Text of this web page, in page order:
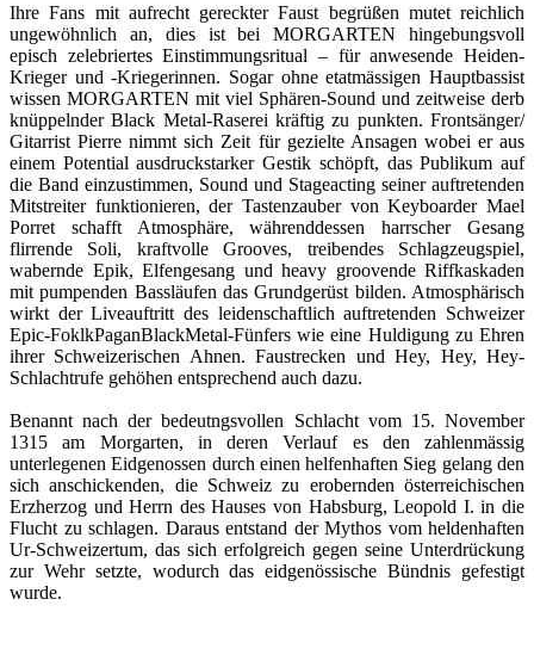
Ihre Fans mit aufrecht gereckter Faust begrüßen mutet reichlich
ungewöhnlich an, dies ist bei MORGARTEN hingebungsvoll
episch zelebriertes Einstimmungsritual – für anwesende Heiden-
Krieger und -Kriegerinnen. Sogar ohne etatmässigen Hauptbassist
wissen MORGARTEN mit viel Sphären-Sound und zeitweise derb
knüppelnder Black Metal-Raserei kräftig zu punkten. Frontsänger/
Gitarrist Pierre nimmt sich Zeit für gezielte Ansagen wobei er aus
einem Potential ausdruckstarker Gestik schöpft, das Publikum auf
die Band einzustimmen, Sound und Stageacting seiner auftretenden
Mitstreiter funktionieren, der Tastenzauber von Keyboarder Mael
Porret schafft Atmosphäre, währenddessen harrscher Gesang
flirrende Soli, kraftvolle Grooves, treibendes Schlagzeugspiel,
wabernde Epik, Elfengesang und heavy groovende Riffkaskaden
mit pumpenden Bassläufen das Grundgerüst bilden. Atmosphärisch
wirkt der Liveauftritt des leidenschaftlich auftretenden Schweizer
Epic-FoklkPaganBlackMetal-Fünfers wie eine Huldigung zu Ehren
ihrer Schweizerischen Ahnen. Faustrecken und Hey, Hey, Hey-
Schlachtrufe gehöhen entsprechend auch dazu.
Benannt nach der bedeutngsvollen Schlacht vom 15. November
1315 am Morgarten, in deren Verlauf es den zahlenmässig
unterlegenen Eidgenossen durch einen helfenhaften Sieg gelang den
sich anschickenden, die Schweiz zu erobernden österreichischen
Erzherzog und Herrn des Hauses von Habsburg, Leopold I. in die
Flucht zu schlagen. Daraus entstand der Mythos vom heldenhaften
Ur-Schweizertum, das sich erfolgreich gegen seine Unterdrückung
zur Wehr setzte, wodurch das eidgenössische Bündnis gefestigt
wurde.